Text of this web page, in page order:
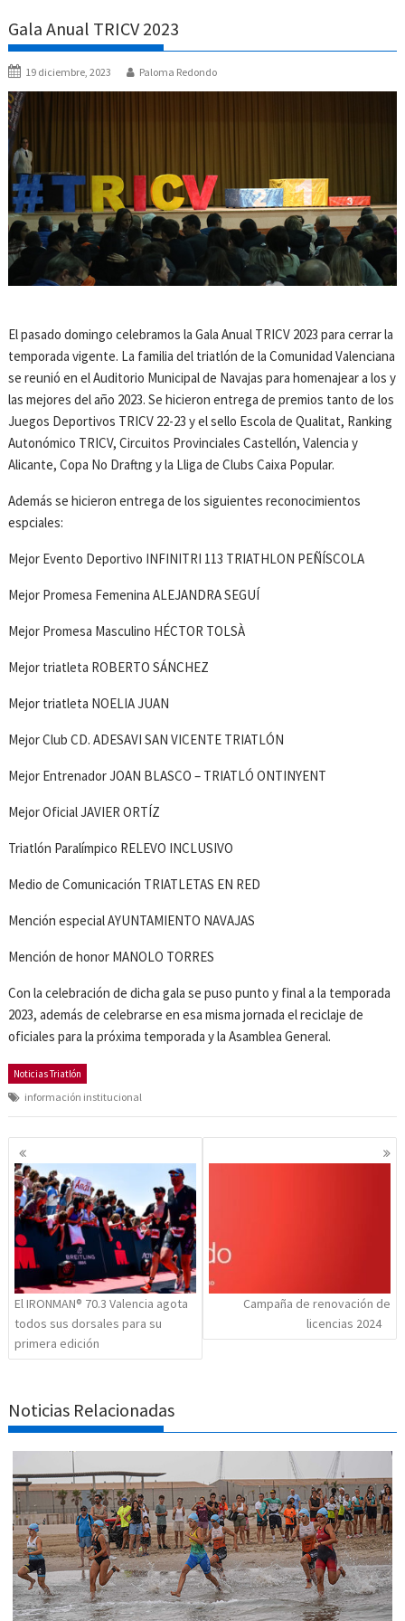
Gala Anual TRICV 2023
19 diciembre, 2023 Paloma Redondo
El pasado domingo celebramos la Gala Anual TRICV 2023 para cerrar la
temporada vigente. La familia del triatlón de la Comunidad Valenciana
se reunió en el Auditorio Municipal de Navajas para homenajear a los y
las mejores del año 2023. Se hicieron entrega de premios tanto de los
Juegos Deportivos TRICV 22-23 y el sello Escola de Qualitat, Ranking
Autonómico TRICV, Circuitos Provinciales Castellón, Valencia y
Alicante, Copa No Draftng y la Lliga de Clubs Caixa Popular.
Además se hicieron entrega de los siguientes reconocimientos
espciales:
Mejor Evento Deportivo INFINITRI 113 TRIATHLON PEÑÍSCOLA
Mejor Promesa Femenina ALEJANDRA SEGUÍ
Mejor Promesa Masculino HÉCTOR TOLSÀ
Mejor triatleta ROBERTO SÁNCHEZ
Mejor triatleta NOELIA JUAN
Mejor Club CD. ADESAVI SAN VICENTE TRIATLÓN
Mejor Entrenador JOAN BLASCO – TRIATLÓ ONTINYENT
Mejor Oficial JAVIER ORTÍZ
Triatlón Paralímpico RELEVO INCLUSIVO
Medio de Comunicación TRIATLETAS EN RED
Mención especial AYUNTAMIENTO NAVAJAS
Mención de honor MANOLO TORRES
Con la celebración de dicha gala se puso punto y final a la temporada
2023, además de celebrarse en esa misma jornada el reciclaje de
oficiales para la próxima temporada y la Asamblea General.
Noticias Triatlón
información institucional
Navegación
de
entradas
El IRONMAN® 70.3 Valencia agota
todos sus dorsales para su
primera edición
Campaña de renovación de
licencias 2024
Noticias Relacionadas